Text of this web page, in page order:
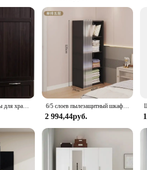
Разное Шкаф/Шкафы для хранения кладовой L 40. 00" x Ш 19 45 дюймов x В 71. 10 ДЮЙМОВ КОРИЧНОГО МНОГОРОМНОГО ПРЕДЛОЖЕНИЯ Cinnamon Cherry 6/5 слоев пылезащитный шкаф, перегородка большой емкости, книжная полка для спальни, открытый простой сборный шкаф для хранения, мебель для спальни
2 994,44руб.